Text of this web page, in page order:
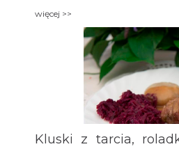
przyprawionego rosołu.
więcej >>
Kluski z tarcia,